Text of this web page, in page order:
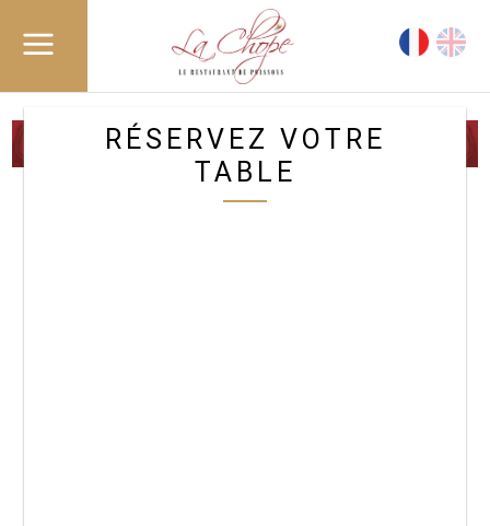
L’ÉCAILLER DE TOURS DEPUIS 1902
RÉSERVEZ VOTRE
TABLE